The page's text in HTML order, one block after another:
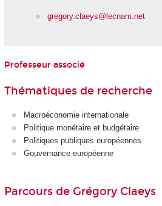
gregory.claeys@lecnam.net
Professeur associé
Thématiques de recherche
Macroéconomie internationale
Politique monétaire et budgétaire
Politiques publiques européennes
Gouvernance européenne
Parcours de Grégory Claeys